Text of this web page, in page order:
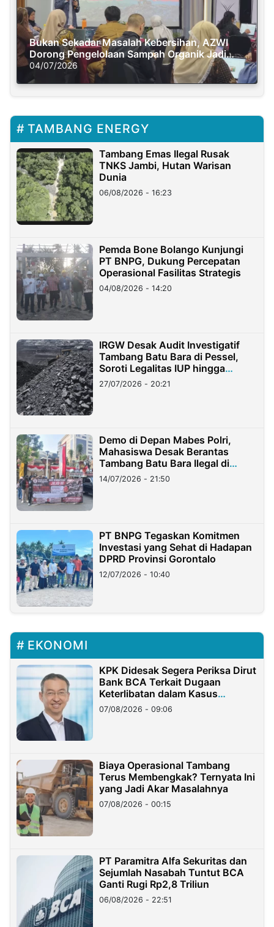
Bukan Sekadar Masalah Kebersihan, AZWI
Dorong Pengelolaan Sampah Organik Jadi
Solusi Krisis Iklim
04/07/2026
TAMBANG ENERGY
Tambang Emas Ilegal Rusak
TNKS Jambi, Hutan Warisan
Dunia
06/08/2026 - 16:23
Pemda Bone Bolango Kunjungi
PT BNPG, Dukung Percepatan
Operasional Fasilitas Strategis
04/08/2026 - 14:20
IRGW Desak Audit Investigatif
Tambang Batu Bara di Pessel,
Soroti Legalitas IUP hingga
Stockpile
27/07/2026 - 20:21
Demo di Depan Mabes Polri,
Mahasiswa Desak Berantas
Tambang Batu Bara Ilegal di
Lampung
14/07/2026 - 21:50
PT BNPG Tegaskan Komitmen
Investasi yang Sehat di Hadapan
DPRD Provinsi Gorontalo
12/07/2026 - 10:40
EKONOMI
KPK Didesak Segera Periksa Dirut
Bank BCA Terkait Dugaan
Keterlibatan dalam Kasus
Hilangnya Dana Nasabah Rp2,58
Miliar
07/08/2026 - 09:06
Biaya Operasional Tambang
Terus Membengkak? Ternyata Ini
yang Jadi Akar Masalahnya
07/08/2026 - 00:15
PT Paramitra Alfa Sekuritas dan
Sejumlah Nasabah Tuntut BCA
Ganti Rugi Rp2,8 Triliun
06/08/2026 - 22:51